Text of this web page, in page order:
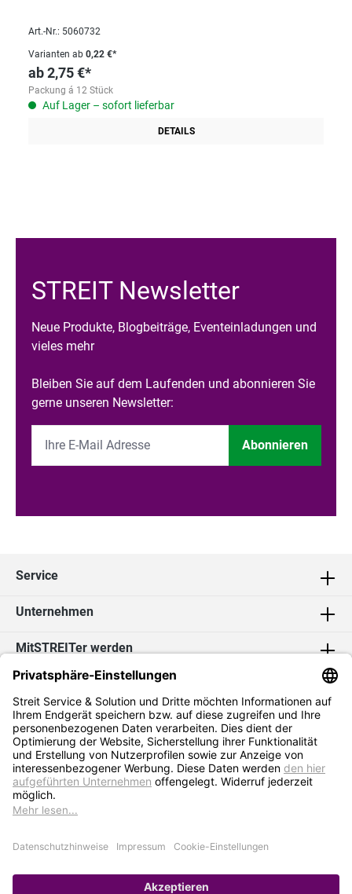
Art.-Nr.: 5060732
Varianten ab 0,22 €*
ab2,75 €*
Packung á 12 Stück
Auf Lager – sofort lieferbar
DETAILS
STREIT Newsletter
Neue Produkte, Blogbeiträge, Eventeinladungen und
vieles mehr
Bleiben Sie auf dem Laufenden und abonnieren Sie
gerne unseren Newsletter:
Abonnieren
Service
Unternehmen
MitSTREITer werden
Kontakt
Social Media
* Alle Preise exkl. MwSt. zzgl.Versandkosten
Impressum